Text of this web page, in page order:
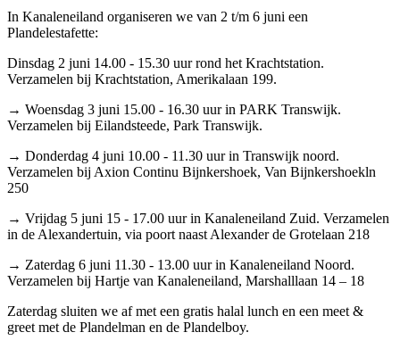
In Kanaleneiland organiseren we van 2 t/m 6 juni een
Plandelestafette:
Dinsdag 2 juni 14.00 - 15.30 uur rond het Krachtstation.
Verzamelen bij Krachtstation, Amerikalaan 199.
→ Woensdag 3 juni 15.00 - 16.30 uur in PARK Transwijk.
Verzamelen bij Eilandsteede, Park Transwijk.
→ Donderdag 4 juni 10.00 - 11.30 uur in Transwijk noord.
Verzamelen bij Axion Continu Bijnkershoek, Van Bijnkershoekln
250
→ Vrijdag 5 juni 15 - 17.00 uur in Kanaleneiland Zuid. Verzamelen
in de Alexandertuin, via poort naast Alexander de Grotelaan 218
→ Zaterdag 6 juni 11.30 - 13.00 uur in Kanaleneiland Noord.
Verzamelen bij Hartje van Kanaleneiland, Marshalllaan 14 – 18
Zaterdag sluiten we af met een gratis halal lunch en een meet &
greet met de Plandelman en de Plandelboy.